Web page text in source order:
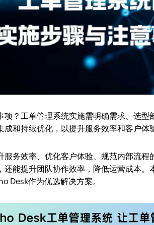
项？工单管理系统实施需明确需求、选
和持续优化，以提升服务效率和客户体
服务效率、优化客户体验、规范内部流
还能提升团队协作效率，降低运营成本
Desk作为优选解决方案。